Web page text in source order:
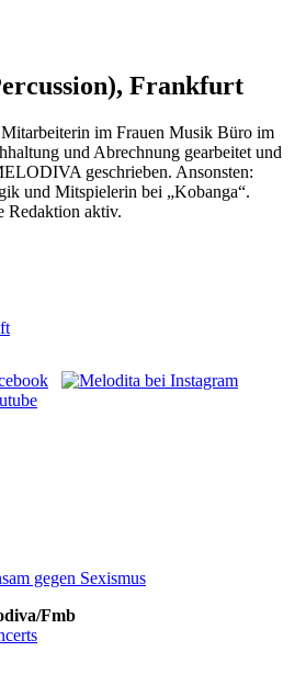
Frankfurt
im Frauen Musik Büro im
und Abrechnung gearbeitet und
geschrieben. Ansonsten:
und Mitspielerin bei „Kobanga“.
Redaktion aktiv.
Fmb